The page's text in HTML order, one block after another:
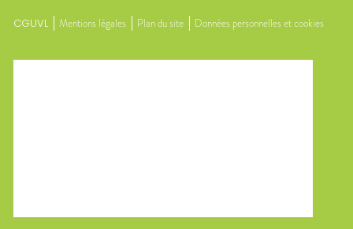
CGUVL Mentions légales Plan du site Données personnelles et cookies